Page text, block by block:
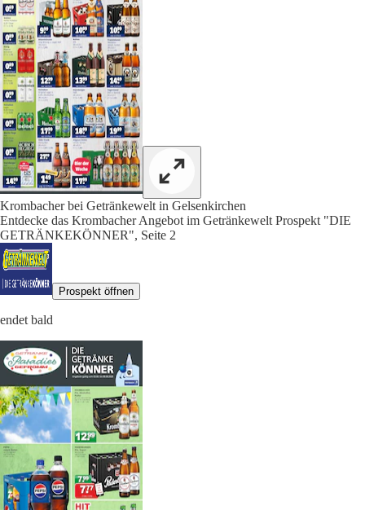
Krombacher bei Getränkewelt in Gelsenkirchen
Entdecke das Krombacher Angebot im Getränkewelt Prospekt "DIE
GETRÄNKEKÖNNER", Seite 2
Prospekt öffnen
endet bald